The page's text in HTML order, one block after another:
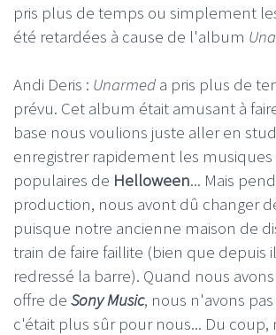
pris plus de temps ou simplement
été retardées à cause de l'album
Andi Deris : Unarmed a pris plus de
prévu. Cet album était amusant à
base nous voulions juste aller en
enregistrer rapidement les
populaires de Helloween... Mais
production, nous avont dû changer
puisque notre ancienne maison de
train de faire faillite (bien que depuis
redressé la barre). Quand nous
offre de Sony Music, nous n'avons
c'était plus sûr pour nous... Du coup,